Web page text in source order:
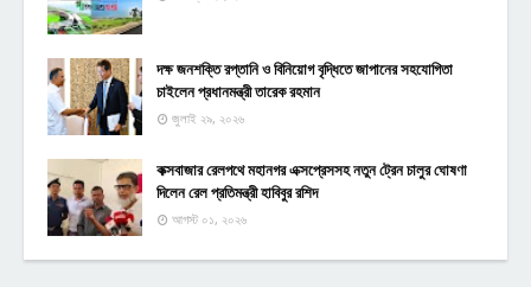
দক্ষ জনশক্তি রপ্তানি ও বিনিয়োগ বৃদ্ধিতে জাপানের সহযোগিতা
চাইলেন প্রধানমন্ত্রী তারেক রহমান
জুলাই ২৯, ২০২৬
কক্সবাজার রেলপথে মহানগর এক্সপ্রেসসহ নতুন ট্রেন চালুর ঘোষণা
দিলেন রেল প্রতিমন্ত্রী হাবিবুর রশিদ
আগস্ট ০১, ২০২৬